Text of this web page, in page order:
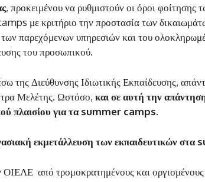
, προκειμένου να ρυθμιστούν οι όροι φοίτησης
με κριτήριο την προστασία των
παρεχόμενων υπηρεσιών και του
του προσωπικού.
της Διεύθυνσης Ιδιωτικής Εκπαίδευσης,
Μελέτης. Ωστόσο, και σε αυτή την
πλαισίου για τα summer camps.
εκμετάλλευση των εκπαιδευτικών
ΟΙΕΛΕ από τρομοκρατημένους και